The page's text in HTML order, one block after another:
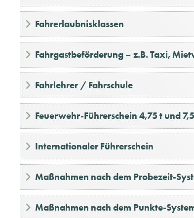
Fahrerlaubnisklassen
Fahrgastbeförderung – z.B. Taxi,
Fahrlehrer / Fahrschule
Feuerwehr-Führerschein 4,75 t und
Internationaler Führerschein
Maßnahmen nach dem Probezeit-
Maßnahmen nach dem Punkte-